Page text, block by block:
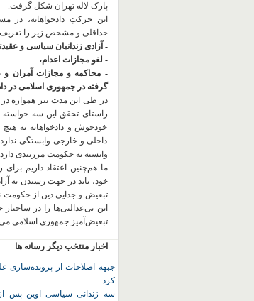
پارک لاله تهران شکل گرفت.
این حرکتِ دادخواهانه،
حداقلی و مشخص زیر را
- آزادی زندانیان سیاسی و
- لغو مجازات اعدام،
- محاکمه و مجازات آمران
گرفته در جمهوری اسلامی در
در طی این مدت نیز همواره در
راستای تحقق این سه
خودجوش و دادخواهانه به
داخلی و خارجی وابستگی
وابسته به حکومت مرزبندی
ما هم‌چنین اعتقاد داریم
خود، باید در جهت رسیدن به
تبعیض و جدایی دین از حکومت
این بی‌عدالتی‌ها را در
تبعیض‌آمیز جمهوری اسلامی
اخبار منتخب دیگر رسانه ها
جبهه اصلاحات از پرونده‌سازی
کرد
سه زندانی سیاسی اوین پس